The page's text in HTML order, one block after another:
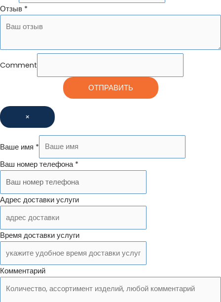
Отзыв *
Comment
ОТПРАВИТЬ
×
Ваше имя *
Ваш номер телефона *
Адрес доставки услуги
Время доставки услуги
Комментарий